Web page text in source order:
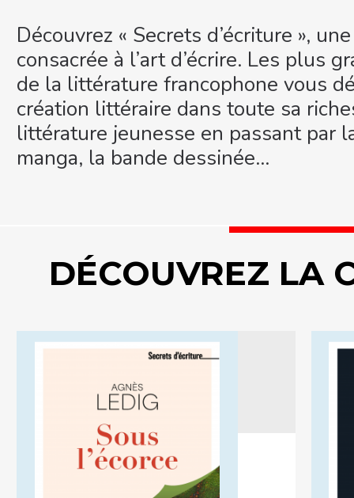
Découvrez « Secrets d’écriture »,
consacrée à l’art d’écrire. Les plus
de la littérature francophone vous
création littéraire dans toute sa
littérature jeunesse en passant par
manga, la bande dessinée...
DÉCOUVREZ LA